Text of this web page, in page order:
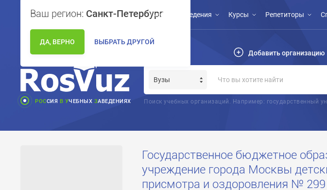
Ваш регион: Санкт-Петербург
ДА, ВЕРНО ВЫБРАТЬ ДРУГОЙ
Учебные заведения Курсы Репетиторы
Добавить организацию
РОССИЯ В УЧЕБНЫХ ЗАВЕДЕНИЯХ Поиск учебных организаций. Например: государственный
Государственное бюджетное
учреждение города Москвы
присмотра и оздоровления № 299